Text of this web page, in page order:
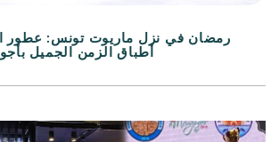
رمضان في نزل ماريوت تونس: عطور
أطباق الزمن الجميل